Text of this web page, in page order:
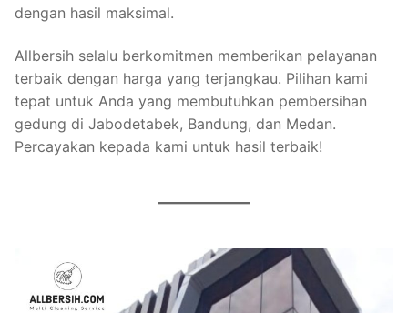
dengan hasil maksimal.
Allbersih selalu berkomitmen memberikan pelayanan
terbaik dengan harga yang terjangkau. Pilihan kami
tepat untuk Anda yang membutuhkan pembersihan
gedung di Jabodetabek, Bandung, dan Medan.
Percayakan kepada kami untuk hasil terbaik!